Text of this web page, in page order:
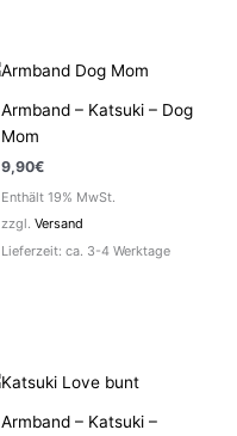
Armband – Katsuki – Dog
Mom
9,90€
Enthält 19% MwSt.
zzgl.Versand
Lieferzeit: ca. 3-4 Werktage
Armband – Katsuki –